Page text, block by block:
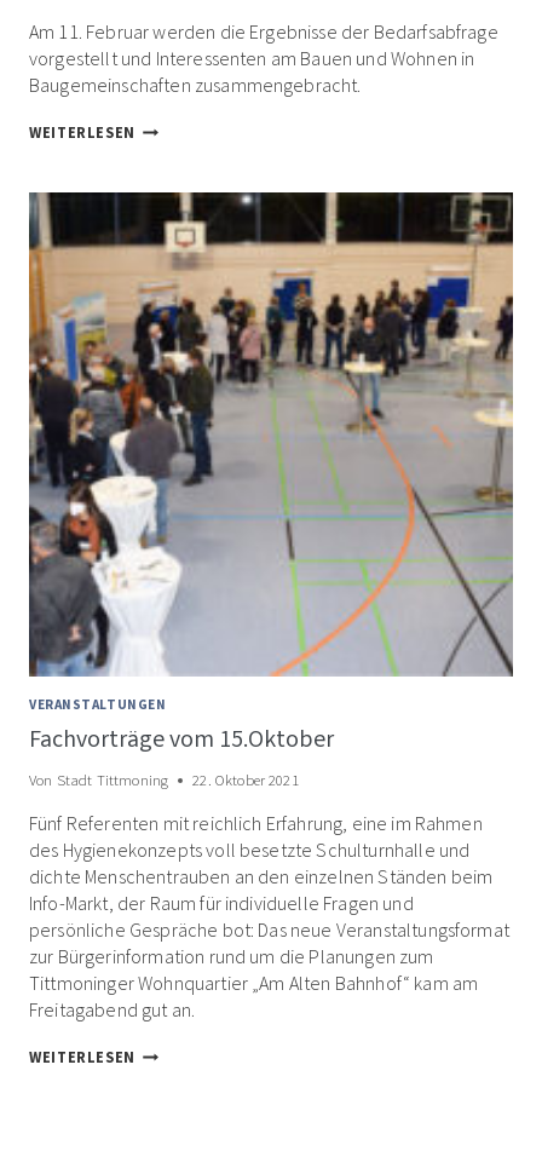
Am 11. Februar werden die Ergebnisse der Bedarfsabfrage
vorgestellt und Interessenten am Bauen und Wohnen in
Baugemeinschaften zusammengebracht.
WEITERLESEN BÜRGERINFO-
11.
FEBRUAR
VERANSTALTUNGEN
Fachvorträge vom 15.Oktober
Von Stadt Tittmoning 22. Oktober 2021
Fünf Referenten mit reichlich Erfahrung, eine im Rahmen
des Hygienekonzepts voll besetzte Schulturnhalle und
dichte Menschentrauben an den einzelnen Ständen beim
Info-Markt, der Raum für individuelle Fragen und
persönliche Gespräche bot: Das neue Veranstaltungsformat
zur Bürgerinformation rund um die Planungen zum
Tittmoninger Wohnquartier „Am Alten Bahnhof“ kam am
Freitagabend gut an.
WEITERLESEN FACHVORTRÄGE